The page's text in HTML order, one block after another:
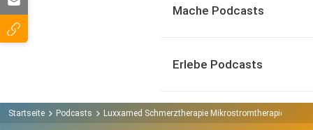
Mache Podcasts
Erlebe Podcasts
Startseite Podcasts Luxxamed Schmerztherapie Mikrostromtherapie